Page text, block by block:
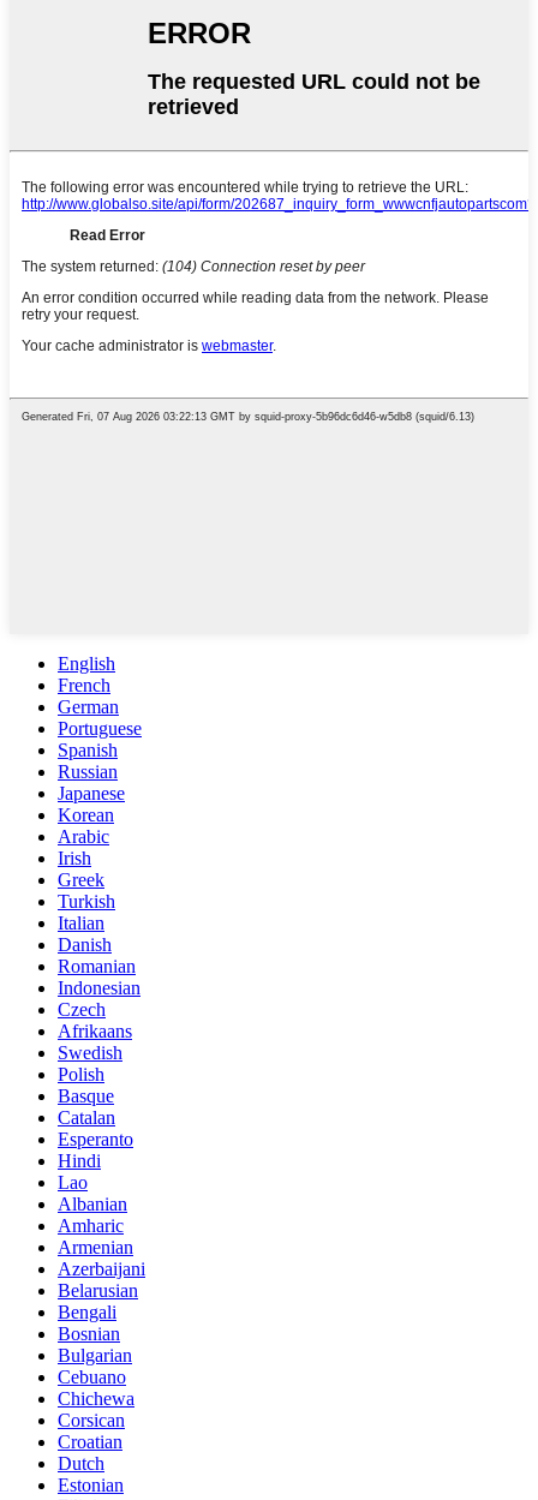
English
French
German
Portuguese
Spanish
Russian
Japanese
Korean
Arabic
Irish
Greek
Turkish
Italian
Danish
Romanian
Indonesian
Czech
Afrikaans
Swedish
Polish
Basque
Catalan
Esperanto
Hindi
Lao
Albanian
Amharic
Armenian
Azerbaijani
Belarusian
Bengali
Bosnian
Bulgarian
Cebuano
Chichewa
Corsican
Croatian
Dutch
Estonian